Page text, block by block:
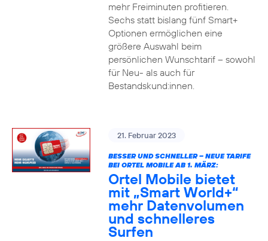
mehr Freiminuten profitieren.
Sechs statt bislang fünf Smart+
Optionen ermöglichen eine
größere Auswahl beim
persönlichen Wunschtarif – sowohl
für Neu- als auch für
Bestandskund:innen.
21. Februar 2023
BESSER UND SCHNELLER – NEUE TARIFE
BEI ORTEL MOBILE AB 1. MÄRZ:
Ortel Mobile bietet
mit „Smart World+“
mehr Datenvolumen
und schnelleres
Surfen